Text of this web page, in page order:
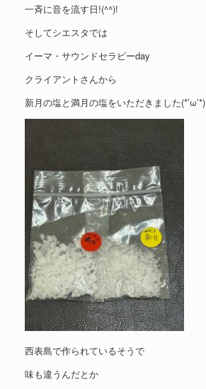
一斉に音を流す日!(^^)!
そしてシエスタでは
イーマ・サウンドセラピーday
クライアントさんから
新月の塩と満月の塩をいただきました(*’ω’*)
西表島で作られているそうで
味も違うんだとか